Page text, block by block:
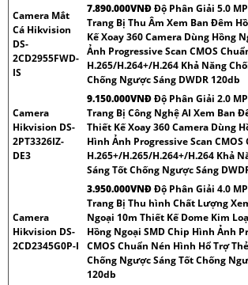
Camera Mắt
Cá Hikvision
DS-
2CD2955FWD-
IS
7.890.000VNÐĐộ Phân Giải 5.0
Trang Bị Thu Âm Xem Ban Đêm
Kế Xoay 360 Camera Dùng Hồng
Ảnh Progressive Scan CMOS
H.265/H.264+/H.264 Khả Năng
Chống Ngược Sáng DWDR 120db
Camera
Hikvision DS-
2PT3326IZ-
DE3
9.150.000VNÐĐộ Phân Giải 2.0
Trang Bị Công Nghệ AI Xem Ban
Thiết Kế Xoay 360 Camera Dùng
Hình Ảnh Progressive Scan
H.265+/H.265/H.264+/H.264 Khả
Sáng Tốt Chống Ngược Sáng
Camera
Hikvision DS-
2CD2345G0P-I
3.950.000VNÐĐộ Phân Giải 4.0
Trang Bị Thu hình Chất Lượng
Ngoại 10m Thiết Kế Dome Kim
Hồng Ngoại SMD Chip Hình Ảnh
CMOS Chuẩn Nén Hình Hổ Trợ
Chống Ngược Sáng Tốt Chống
120db